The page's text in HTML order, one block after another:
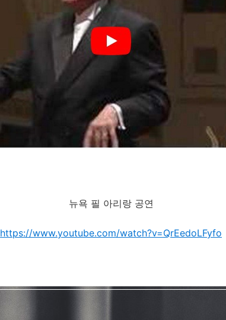
뉴욕 필 아리랑 공연
https://www.youtube.com/watch?v=QrEedoLFyfo